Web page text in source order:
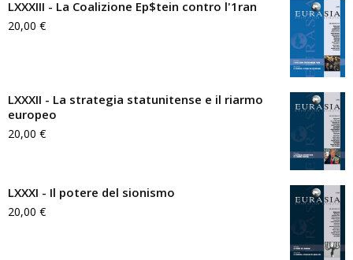
LXXXIII - La Coalizione Ep$tein contro l'1ran
20,00 €
LXXXII - La strategia statunitense e il riarmo
europeo
20,00 €
LXXXI - Il potere del sionismo
20,00 €